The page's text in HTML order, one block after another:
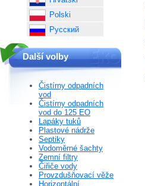
Polski
Русский
Další volby
Čistírny odpadních
vod
Čistírny odpadních
vod do 125 EO
Lapáky tuků
Plastové nádrže
Septiky
Vodoměrné šachty
Zemní filtry
Čiřiče vody
Provzdušňovací věže
Horizontální